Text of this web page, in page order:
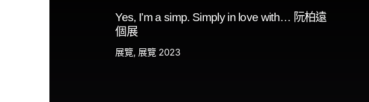
Yes, I’m a simp. Simply in love with… 阮柏遠
個展
展覽 展覽 2023